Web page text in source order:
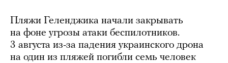
Пляжи Геленджика начали закрывать
на фоне угрозы атаки беспилотников.
3 августа из-за падения украинского дрона
на один из пляжей погибли семь человек